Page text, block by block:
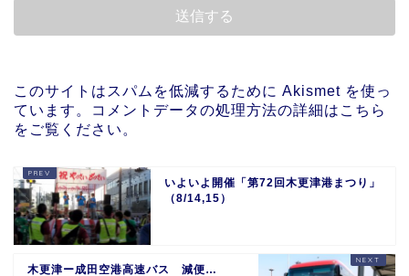
このサイトはスパムを低減するために Akismet を使っ
ています。
コメントデータの処理方法の詳細はこちら
をご覧ください 。
いよいよ開催「第72回木更津港まつり」
（8/14,15）
木更津ー成田空港高速バス 減便…